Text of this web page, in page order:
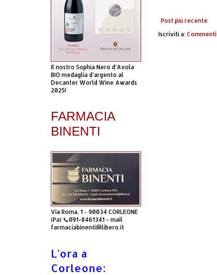
Post più recente
Iscriviti a:
Il nostro Sophia Nero d’Avola
BIO medaglia d’argento al
Decanter World Wine Awards
2025!
FARMACIA
BINENTI
Via Roma, 1 - 90034 CORLEONE
(Pa) 📞091-8461341 - mail
farmaciabinenti@libero.it
L'ora a
Corleone: